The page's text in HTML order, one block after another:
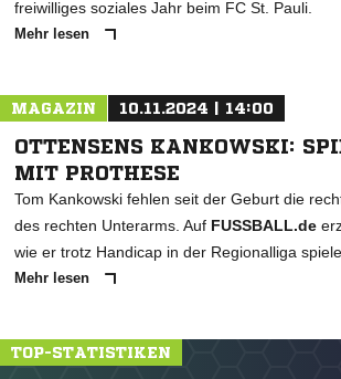
freiwilliges soziales Jahr beim FC St. Pauli.
Mehr lesen
MAGAZIN 10.11.2024 | 14:00
OTTENSENS KANKOWSKI:
MIT PROTHESE
Tom Kankowski fehlen seit der Geburt die
des rechten Unterarms. Auf FUSSBALL.de
wie er trotz Handicap in der Regionalliga
Mehr lesen
TOP-STATISTIKEN